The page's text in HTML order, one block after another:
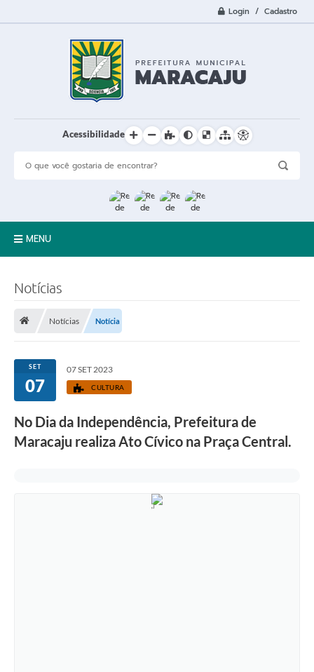
Login / Cadastro
Acessibilidade
MENU
LGPD
Licitações
Transparência
Notícias
Notícias Notícia
SET
07
07 SET 2023
CULTURA
No Dia da Independência, Prefeitura de
Maracaju realiza Ato Cívico na Praça Central.